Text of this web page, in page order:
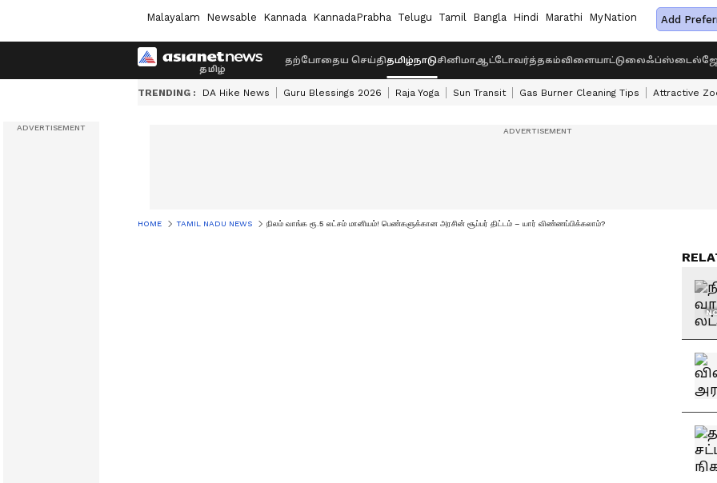
Malayalam Newsable Kannada KannadaPrabha Telugu Tamil Bangla Hindi Marathi MyNation Add
தற்போதைய செய்திதமிழ்நாடுசினிமாஆட்டோவர்த்தகம்விளையாட்டுலைஃப்ஸ்டைல்
TRENDING : DA Hike News Guru Blessings 2026 Raja Yoga Sun Transit Gas Burner Cleaning Tips Attractive
HOME TAMIL NADU NEWS நிலம் வாங்க ரூ.5 லட்சம் மானியம்! பெண்களுக்கான அரசின் சூப்பர் திட்டம் – யார் விண்ணப்பிக்கலாம்?